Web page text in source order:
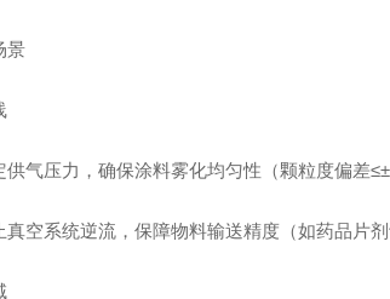
景
气压力，确保涂料雾化均匀性（颗粒度偏差
空系统逆流，保障物料输送精度（如药品片剂